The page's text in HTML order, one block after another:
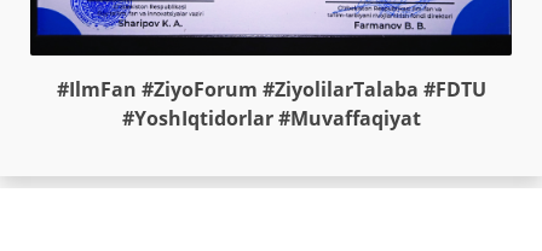
#IlmFan #ZiyoForum #ZiyolilarTalaba #FDTU
#YoshIqtidorlar #Muvaffaqiyat